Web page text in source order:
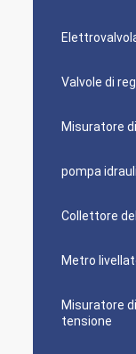
Valvole di
Misuratore
pompa
Collettore
Metro
Misuratore
tensione